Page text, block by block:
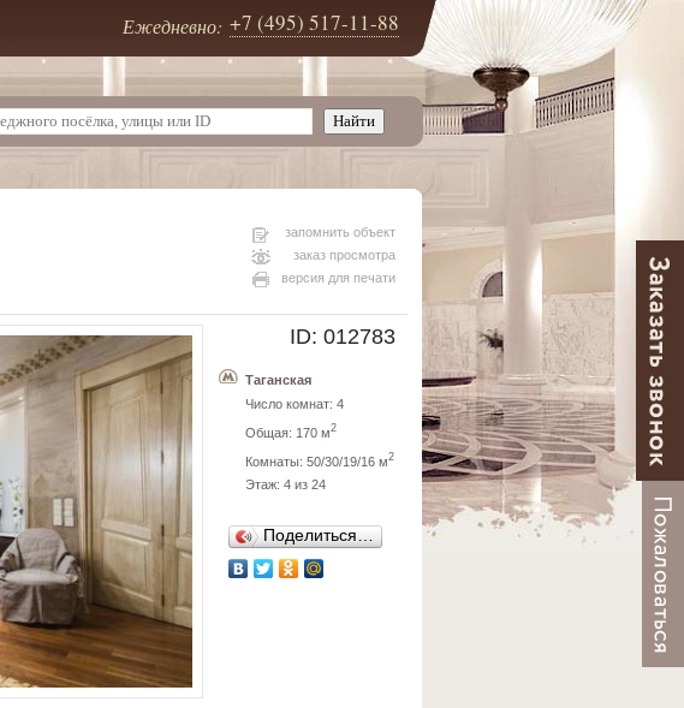
Ежедневно: +7 (495) 517-11-88
запомнить объект
заказ просмотра
версия для печати
ID: 012783
Таганская
Число комнат: 4
Общая: 170 м2
Комнаты: 50/30/19/16 м2
Этаж: 4 из 24
Поделиться…